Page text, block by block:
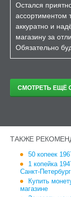
Остался
ассортиментом
аккуратно и
магазину за
Обязательно
СМОТРЕТЬ ЕЩЁ
ТАКЖЕ
50 копеек
1 копейка
Санкт-
Купить
магазине